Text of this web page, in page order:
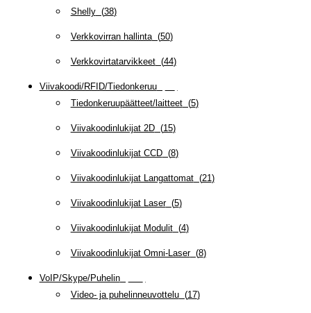
Shelly(38)
Verkkovirran hallinta(50)
Verkkovirtatarvikkeet(44)
Viivakoodi/RFID/Tiedonkeruu(
Tiedonkeruupäätteet/laitteet(5)
Viivakoodinlukijat 2D(15)
Viivakoodinlukijat CCD(8)
Viivakoodinlukijat Langattomat(21 )
Viivakoodinlukijat Laser(5)
Viivakoodinlukijat Modulit(4)
Viivakoodinlukijat Omni-Laser(8)
VoIP/Skype/Puhelin(
Video- ja puhelinneuvottelu(17)